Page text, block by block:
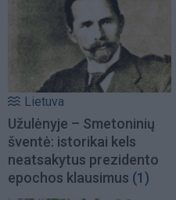
Lietuva
Užulėnyje – Smetoninių
šventė: istorikai kels
neatsakytus prezidento
epochos klausimus (1)